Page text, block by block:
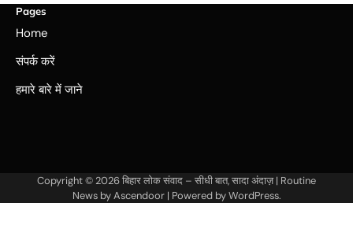
Pages
Home
संपर्क करें
हमारे बारे में जाने
Copyright © 2026बिहार लोक संवाद – सीधी बात, सादा अंदाज़| Routine
News byAscendoor| Powered byWordPress.